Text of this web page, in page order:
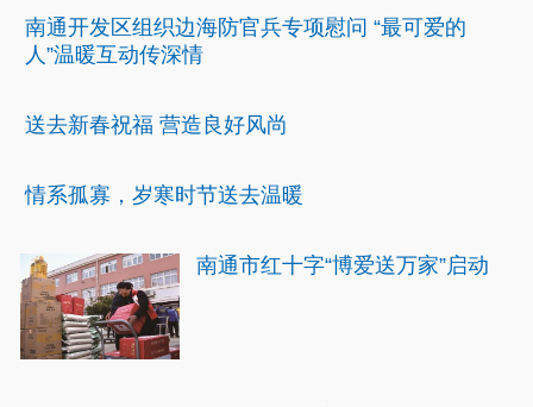
南通开发区组织边海防官兵专项慰问 “最可爱的
人”温暖互动传深情
送去新春祝福 营造良好风尚
情系孤寡，岁寒时节送去温暖
南通市红十字“博爱送万家”启动